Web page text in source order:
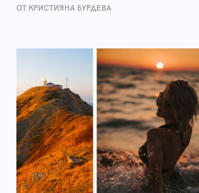
ОТ КРИСТИЯНА БУРДЕВА